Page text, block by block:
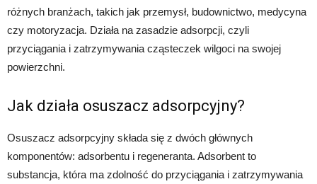
różnych branżach, takich jak przemysł, budownictwo, medycyna
czy motoryzacja. Działa na zasadzie adsorpcji, czyli
przyciągania i zatrzymywania cząsteczek wilgoci na swojej
powierzchni.
Jak działa osuszacz adsorpcyjny?
Osuszacz adsorpcyjny składa się z dwóch głównych
komponentów: adsorbentu i regeneranta. Adsorbent to
substancja, która ma zdolność do przyciągania i zatrzymywania